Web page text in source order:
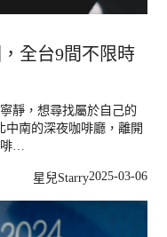
全台9間不限時
靜，想尋找屬於自己的
中南的深夜咖啡廳，離開
啡…
星兒Starry2025-03-06